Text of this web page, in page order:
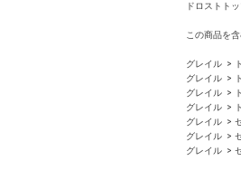
ドロストト
この商品を
グレイル
グレイル
グレイル
グレイル
グレイル
グレイル
グレイル